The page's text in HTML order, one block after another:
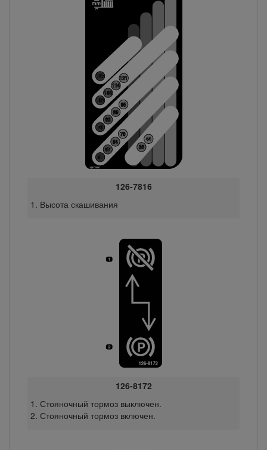
126-7816
Высота скашивания
126-8172
Стояночный тормоз выключен.
Стояночный тормоз включен.